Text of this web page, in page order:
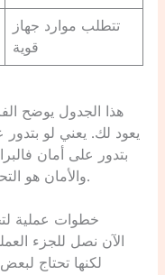
تتطلب موارد جهاز
قوية
هذا الجدول يوضح
يعود لك. يعني لو
بتدور على أمان
والأمان هو التحدي الحقيقي الذي يواجه كل مستخدم.
خطوات عملية
الآن نصل للجزء
لكنها تحتاج